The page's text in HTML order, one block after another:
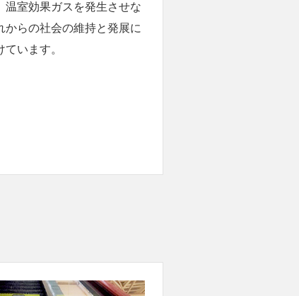
温室効果ガスを発生させな
らの社会の維持と発展に
います。